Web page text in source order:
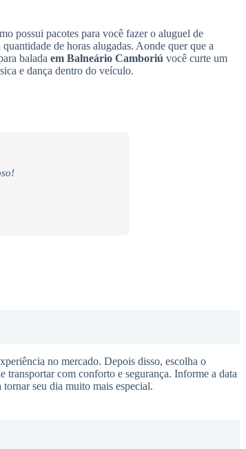
possui pacotes para você fazer o aluguel de
de horas alugadas. Aonde quer que a
balada em Balneário Camboriú você curte um
e dança dentro do veículo.
no mercado. Depois disso, escolha o
transportar com conforto e segurança. Informe a data
tornar seu dia muito mais especial.